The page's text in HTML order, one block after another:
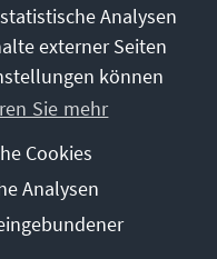
an, das Ergebnis
Proteste wurden
Georgiens
als zwei
aus Wahlen,
von
Analysen
externer Seiten
können
Sie mehr
Cookies
Analysen